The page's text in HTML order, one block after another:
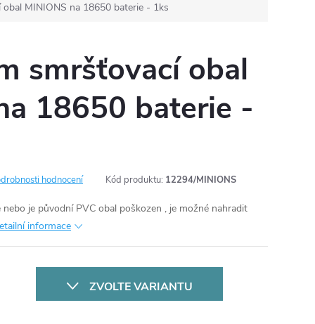
MINIONS na 18650 baterie - 1ks
smršťovací obal
18650 baterie -
hodnocení Kód produktu: 12294/MINIONS
je původní PVC obal poškozen , je možné nahradit
informace
ZVOLTE VARIANTU